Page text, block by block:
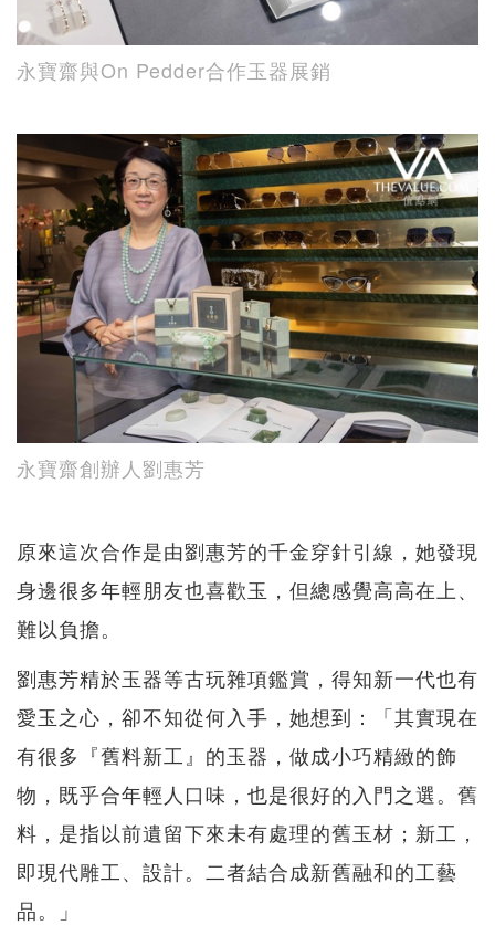
永寶齋與On Pedder合作玉器展銷
永寶齋創辦人劉惠芳
原來這次合作是由劉惠芳的千金穿針引線，她發現
身邊很多年輕朋友也喜歡玉，但總感覺高高在上、
難以負擔。
劉惠芳精於玉器等古玩雜項鑑賞，得知新一代也有
愛玉之心，卻不知從何入手，她想到：「其實現在
有很多『舊料新工』的玉器，做成小巧精緻的飾
物，既乎合年輕人口味，也是很好的入門之選。舊
料，是指以前遺留下來未有處理的舊玉材；新工，
即現代雕工、設計。二者結合成新舊融和的工藝
品。」